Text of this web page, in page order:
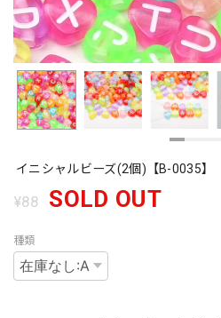
イニシャルビーズ(2個)【B-0035】
¥88 SOLD OUT
種類